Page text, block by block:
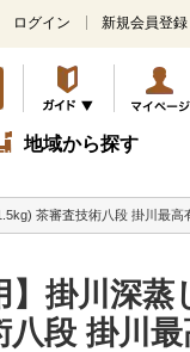
ログイン 新規会員登録
地域から探す
茶審査技術八段 掛川最
】掛川深
八段 掛川